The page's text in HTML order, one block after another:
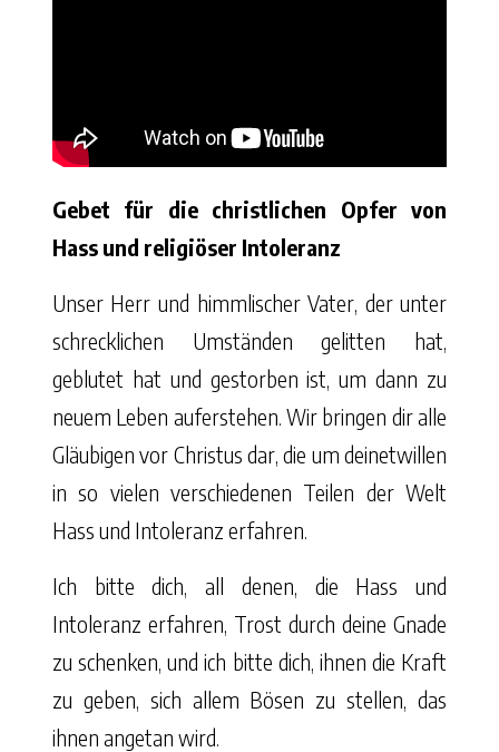
Gebet für die christlichen Opfer von
Hass und religiöser Intoleranz
Unser Herr und himmlischer Vater, der unter
schrecklichen Umständen gelitten hat,
geblutet hat und gestorben ist, um dann zu
neuem Leben auferstehen. Wir bringen dir alle
Gläubigen vor Christus dar, die um deinetwillen
in so vielen verschiedenen Teilen der Welt
Hass und Intoleranz erfahren.
Ich bitte dich, all denen, die Hass und
Intoleranz erfahren, Trost durch deine Gnade
zu schenken, und ich bitte dich, ihnen die Kraft
zu geben, sich allem Bösen zu stellen, das
ihnen angetan wird.